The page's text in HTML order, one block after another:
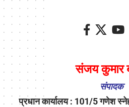
संजय कुमार
संपादक
प्रधान कार्यालय : 101/5 गणेश